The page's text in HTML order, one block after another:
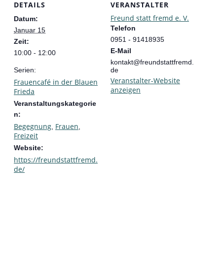
DETAILS
Datum:
Januar 15
Zeit:
10:00 - 12:00
Serien:
Frauencafé in der Blauen
Frieda
Veranstaltungskategorie
n:
Begegnung Frauen
Freizeit
Website:
https://freundstattfremd.
de/
VERANSTALTER
Freund statt fremd e. V.
Telefon
0951 - 91418935
E-Mail
kontakt@freundstattfremd.
de
Veranstalter-Website
anzeigen